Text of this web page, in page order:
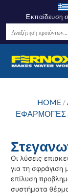
Εκπαίδευση
HOME /
ΕΦΑΡΜΟΓΈΣ
Οι λύσεις
για τη σφράγιση
επίλυση
συστήματα